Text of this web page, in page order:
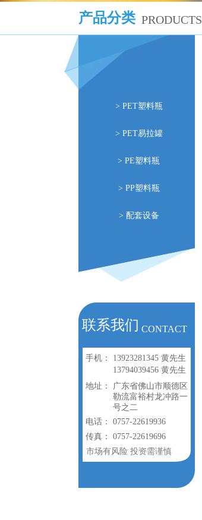
产品分类 PRODUCTS
> PET塑料瓶
> PET易拉罐
> PE塑料瓶
> PP塑料瓶
> 配套设备
联系我们 CONTACT
手机：
13923281345 黄先生
13794039456 黄先生
地址：
广东省佛山市顺德区
勒流富裕村龙冲路一
号之二
电话：
0757-22619936
传真：
0757-22619696
市场有风险 投资需谨慎